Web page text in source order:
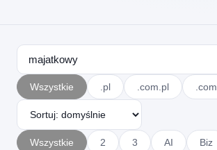
Wszystkie .pl .com.pl .com
Wszystkie 2 3 AI Biz